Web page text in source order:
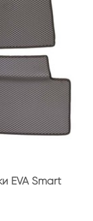
EVA Smart